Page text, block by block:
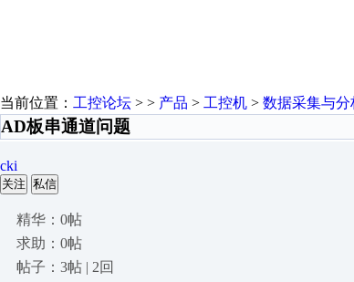
当前位置： 工控论坛 > > 产品 > 工控机 > 数据采集与分
AD板串通道问题
cki
关注 私信
精华：0帖
求助：0帖
帖子：3帖 | 2回